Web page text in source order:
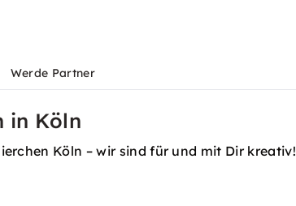
Werde Partner
in Köln
Köln – wir sind für und mit Dir kreativ!